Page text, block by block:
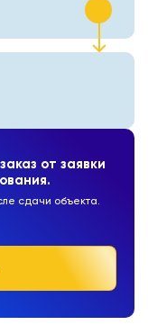
от заявки
сдачи объекта.